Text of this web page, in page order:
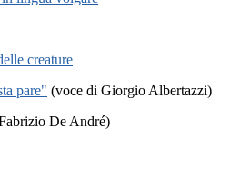
creature
pare" (voce di Giorgio Albertazzi)
De André)